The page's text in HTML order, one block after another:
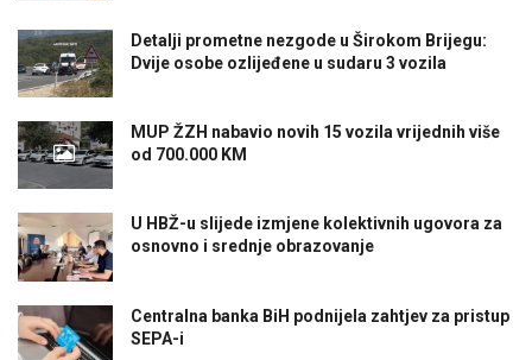
Detalji prometne nezgode u Širokom Brijegu:
Dvije osobe ozlijeđene u sudaru 3 vozila
MUP ŽZH nabavio novih 15 vozila vrijednih više
od 700.000 KM
U HBŽ-u slijede izmjene kolektivnih ugovora za
osnovno i srednje obrazovanje
Centralna banka BiH podnijela zahtjev za pristup
SEPA-i